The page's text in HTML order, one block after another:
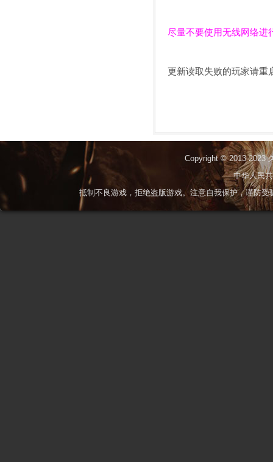
尽量不要使用无线网络进
更新读取失败的玩家请重
Copyright © 2013-2023
中华人民
抵制不良游戏，拒绝盗版游戏。注意自我保护，谨防